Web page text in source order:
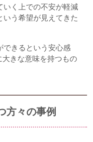
いく上での不安が軽減
う希望が見えてきた
できるという安心感
きな意味を持つもの
方々の事例